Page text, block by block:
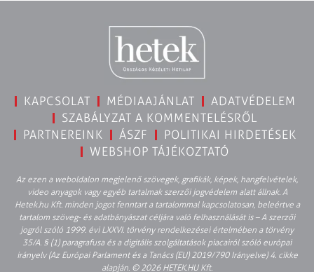
KAPCSOLAT MÉDIAAJÁNLAT
ADATVÉDELEM
SZABÁLYZAT A KOMMENTELÉSRŐL
PARTNEREINK
ÁSZF
POLITIKAI HIRDETÉSEK
WEBSHOP TÁJÉKOZTATÓ
Az ezen a weboldalon megjelenő szövegek, grafikák, képek, hangfelvételek,
video anyagok vagy egyéb tartalmak szerzői jogvédelem alatt állnak. A
Hetek.hu Kft. minden jogot fenntart a tartalommal kapcsolatosan, beleértve a
tartalom szöveg- és adatbányászat céljára való felhasználását is – A szerzői
jogról szóló 1999. évi LXXVI. törvény rendelkezései értelmében a törvény
35/A. § (1) paragrafusa és a digitális szolgáltatások piacairól szóló európai
irányelv (Az Európai Parlament és a Tanács (EU) 2019/790 Irányelve) 4. cikke
alapján. © 2026 HETEK.HU Kft.